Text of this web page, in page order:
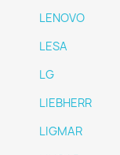
LENOVO
LESA
LG
LIEBHERR
LIGMAR